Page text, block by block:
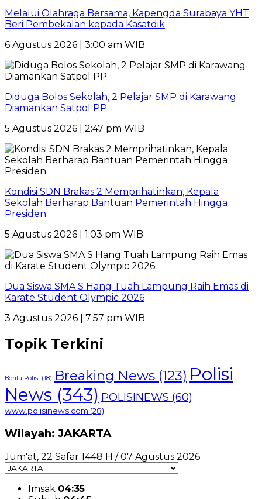
Melalui Olahraga Bersama, Kapengda Surabaya YHT
Beri Pembekalan kepada Kasatdik
6 Agustus 2026 | 3:00 am WIB
Diduga Bolos Sekolah, 2 Pelajar SMP di Karawang
Diamankan Satpol PP
5 Agustus 2026 | 2:47 pm WIB
Kondisi SDN Brakas 2 Memprihatinkan, Kepala
Sekolah Berharap Bantuan Pemerintah Hingga
Presiden
5 Agustus 2026 | 1:03 pm WIB
Dua Siswa SMA S Hang Tuah Lampung Raih Emas di
Karate Student Olympic 2026
3 Agustus 2026 | 7:57 pm WIB
Topik Terkini
Berita Polisi (18) Breaking News (123) Polisi
News (343) POLISINEWS (60)
www.polisinews.com (28)
Wilayah: JAKARTA
Jum'at, 22 Safar 1448 H / 07 Agustus 2026
Imsak 04:35